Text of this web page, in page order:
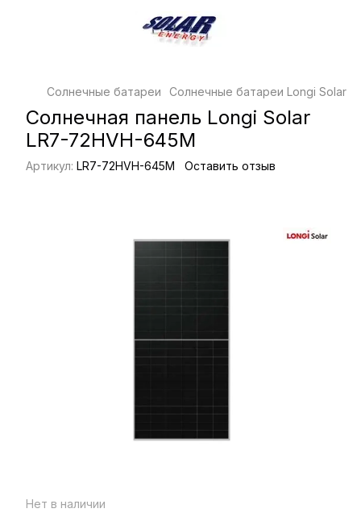
Солнечные батареи Солнечные батареи Longi Solar
Солнечная панель Longi Solar
LR7-72HVH-645M
Артикул: LR7-72HVH-645M Оставить отзыв
Нет в наличии